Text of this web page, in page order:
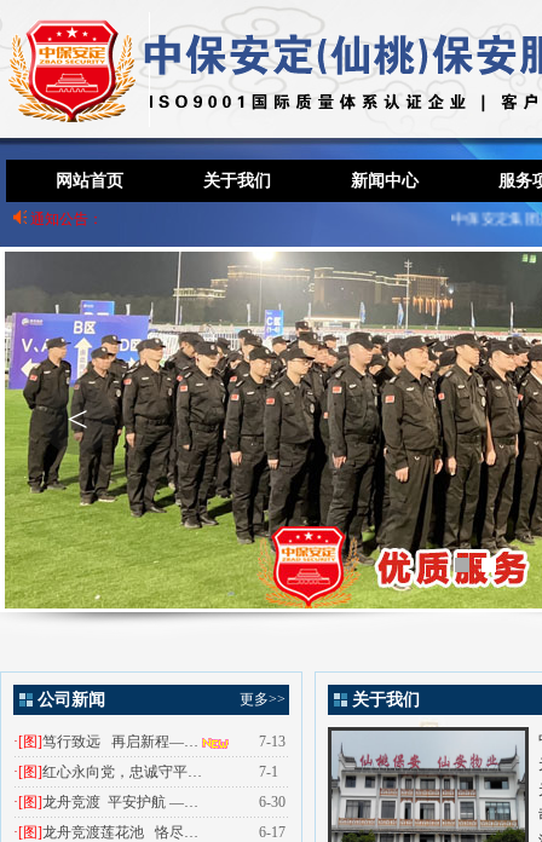
网站首页 关于我们 新闻中心 服务
通知公告： 中保安定集团
<
公司新闻 更多>>
·[图]笃行致远 再启新程—…
7-13
·[图]红心永向党，忠诚守平…
7-1
·[图]龙舟竞渡 平安护航 —…
6-30
·[图]龙舟竞渡莲花池 恪尽…
6-17
关于我们